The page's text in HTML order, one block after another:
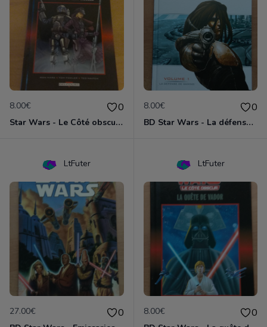
8.00€ 0
Star Wars - Le Côté obscur T01 - Jango Fett et Zam Wesell
8.00€ 0
BD Star Wars - La défense de Kamino (Clone Wars volume 1)
LtFuter
27.00€ 0
LtFuter
8.00€ 0